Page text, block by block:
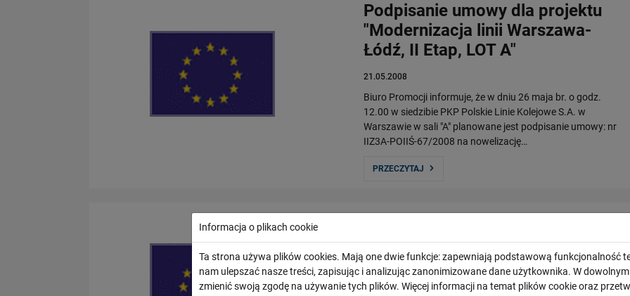
Podpisanie umowy dla projektu
"Modernizacja linii Warszawa-
Łódź, II Etap, LOT A"
21.05.2008
Biuro Promocji informuje, że w dniu 26 maja br. o godz.
12.00 w siedzibie PKP Polskie Linie Kolejowe S.A. w
Warszawie w sali "A" planowane jest podpisanie umowy: nr
IIZ3A-POIIŚ-67/2008 na nowelizację…
PRZECZYTAJ
modernizację linii kolejowej nr 8.
Etap I: odcinek Warszawa
Zachodnia &#8211; Warszawa
Informacja o plikach cookie
Ta strona używa plików cookies. Mają one dwie funkcje: zapewniają podstawową funkcjonalność
nam ulepszać nasze treści, zapisując i analizując zanonimizowane dane użytkownika. W
zmienić swoją zgodę na używanie tych plików. Więcej informacji na temat plików cookie oraz